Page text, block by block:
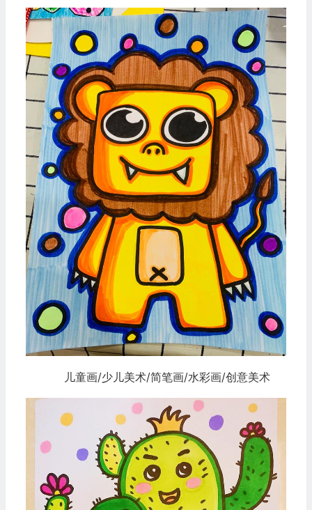
儿童画/少儿美术/简笔画/水彩画/创意美术